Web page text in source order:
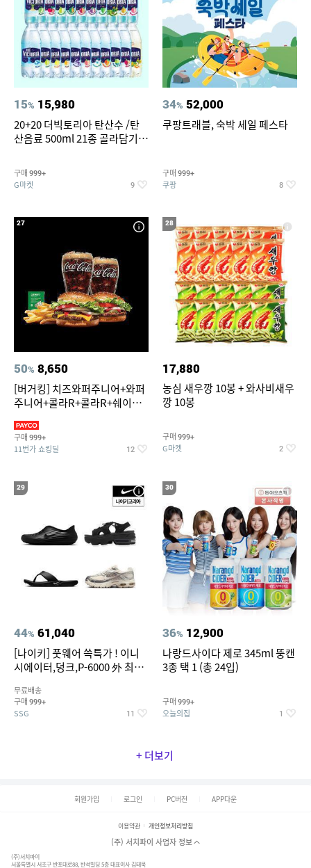
15% 15,980
20+20 더빅토리아 탄산수 /탄
산음료 500ml 21종 골라담기
구매 999+
G마켓 9
34% 52,000
쿠팡트래블, 숙박 세일 페스타
구매 999+
쿠팡 8
27
50% 8,650
[버거킹] 치즈와퍼주니어+와퍼
주니어+콜라R+콜라R+쉐이킹
구매 999+
11번가 쇼킹딜 12
28
17,880
농심 새우깡 10봉 + 와사비새우
깡 10봉
구매 999+
G마켓 2
29
44% 61,040
[나이키] 풋웨어 쓱특가 ! 이니
시에이터,덩크,P-6000 外 최대
무료배송
구매 999+
SSG 11
30
36% 12,900
나랑드사이다 제로 345ml 뚱캔
3종 택 1 (총 24입)
구매 999+
오늘의집 1
+ 더보기
회원가입 로그인 PC버전 APP다운
이용약관 개인정보처리방침
(주) 서치파이 사업자 정보
(주)서치파이
서울특별시 서초구 반포대로88, 반석빌딩 5층 대표이사 김태묵